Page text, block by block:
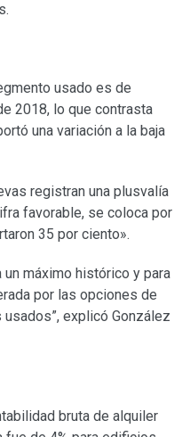
usado es de
2018, lo que contrasta
una variación a la baja
registran una plusvalía
favorable, se coloca por
35 por ciento».
máximo histórico y para
por las opciones de
explicó González
bruta de alquiler